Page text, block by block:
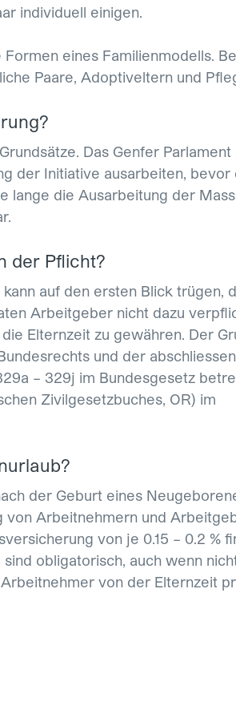
individuell einigen.
eines Familienmodells.
Paare, Adoptiveltern und
Das Genfer Parlament
der Initiative ausarbeiten, bevor
lange die Ausarbeitung der
der Pflicht?
auf den ersten Blick trügen,
Arbeitgeber nicht dazu
Elternzeit zu gewähren. Der
und der
– 329j im Bundesgesetz
Zivilgesetzbuches, OR) im
der Geburt eines
von Arbeitnehmern und
von je 0.15 – 0.2 %
obligatorisch, auch wenn
von der Elternzeit